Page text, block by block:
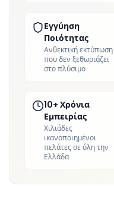
Εγγύηση
Ποιότητας
Ανθεκτική εκτύπωση
που δεν ξεθωριάζει
στο πλύσιμο
10+ Χρόνια
Εμπειρίας
Χιλιάδες
ικανοποιημένοι
πελάτες σε όλη την
Ελλάδα